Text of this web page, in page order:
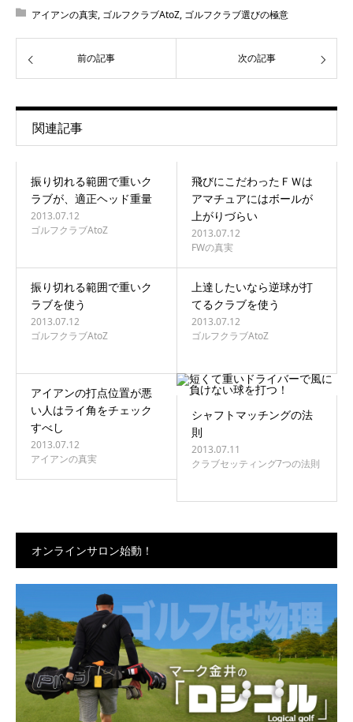
アイアンの真実, ゴルフクラブAtoZ, ゴルフクラブ選びの極意
前の記事 次の記事
関連記事
振り切れる範囲で重いク
ラブが、適正ヘッド重量
2013.07.12
ゴルフクラブAtoZ
飛びにこだわったＦＷは
アマチュアにはボールが
上がりづらい
2013.07.12
FWの真実
振り切れる範囲で重いク
ラブを使う
2013.07.12
ゴルフクラブAtoZ
上達したいなら逆球が打
てるクラブを使う
2013.07.12
ゴルフクラブAtoZ
アイアンの打点位置が悪
い人はライ角をチェック
すべし
2013.07.12
アイアンの真実
シャフトマッチングの法
則
2013.07.11
クラブセッティング7つの法則
オンラインサロン始動！